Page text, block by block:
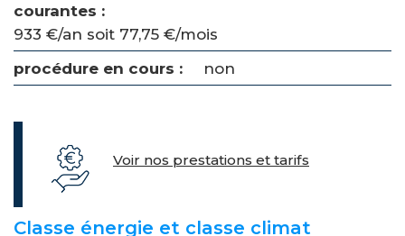
courantes :
933 €/an soit 77,75 €/mois
procédure en cours :
non
Voir nos prestations et tarifs
Classe énergie et classe climat